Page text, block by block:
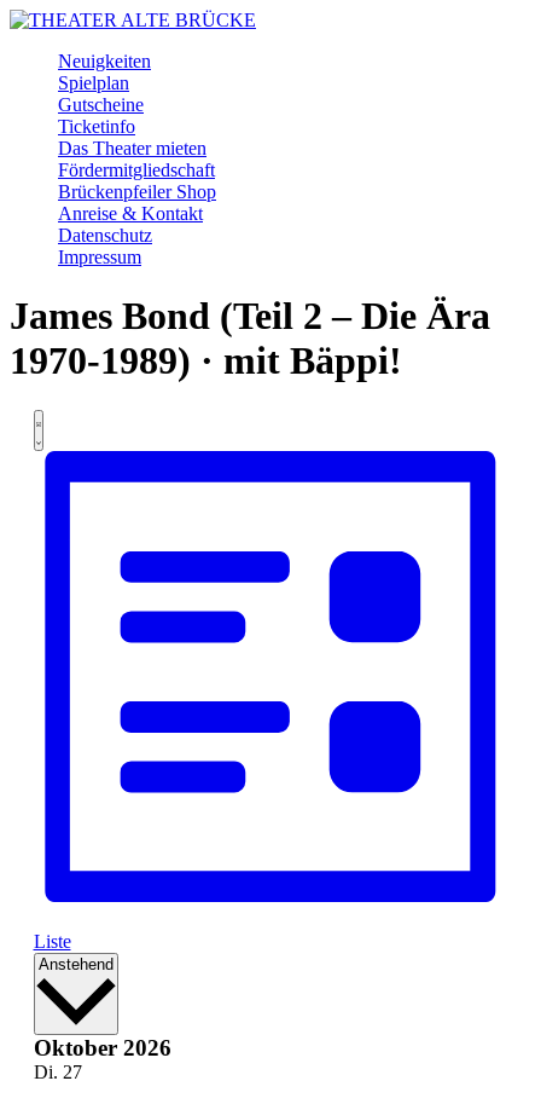
Skip
content
Neuigkeiten
Spielplan
Gutscheine
Ticketinfo
Das Theater mieten
Fördermitgliedschaft
Brückenpfeiler Shop
Anreise & Kontakt
Datenschutz
Impressum
James Bond (Teil 2 – Die Ära
1970-1989) · mit Bäppi!
Veranstaltungen
Ansichten-
Navigation
Veranstaltung
Ansichten-
Liste
Liste
Anstehend Datum
Oktober 2026
Di. 27